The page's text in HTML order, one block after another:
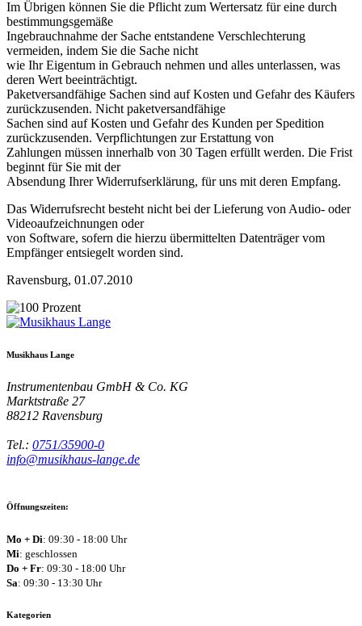
Im Übrigen können Sie die Pflicht zum Wertersatz für eine durch
bestimmungsgemäße
Ingebrauchnahme der Sache entstandene Verschlechterung
vermeiden, indem Sie die Sache nicht
wie Ihr Eigentum in Gebrauch nehmen und alles unterlassen, was
deren Wert beeinträchtigt.
Paketversandfähige Sachen sind auf Kosten und Gefahr des Käufers
zurückzusenden. Nicht paketversandfähige
Sachen sind auf Kosten und Gefahr des Kunden per Spedition
zurückzusenden. Verpflichtungen zur Erstattung von
Zahlungen müssen innerhalb von 30 Tagen erfüllt werden. Die Frist
beginnt für Sie mit der
Absendung Ihrer Widerrufserklärung, für uns mit deren Empfang.
Das Widerrufsrecht besteht nicht bei der Lieferung von Audio- oder
Videoaufzeichnungen oder
von Software, sofern die hierzu übermittelten Datenträger vom
Empfänger entsiegelt worden sind.
Ravensburg, 01.07.2010
Musikhaus Lange
Instrumentenbau GmbH & Co. KG
Marktstraße 27
88212 Ravensburg
Tel.: 0751/35900-0
info@musikhaus-lange.de
Öffnungszeiten:
Mo + Di: 09:30 - 18:00 Uhr
Mi: geschlossen
Do + Fr: 09:30 - 18:00 Uhr
Sa: 09:30 - 13:30 Uhr
Kategorien